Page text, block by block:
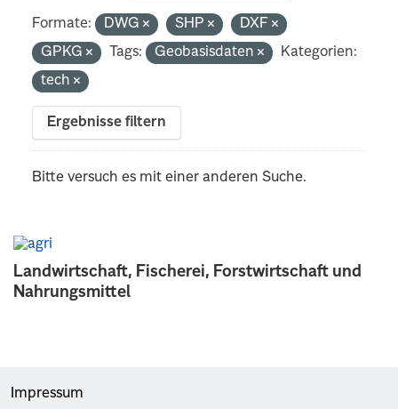
Landwirtschaft, Fischerei, Forstwirtschaft und
Nahrungsmittel
Formate: DWG SHP
DXF
GPKG
Tags: Geobasisdaten
Kategorien:
tech
Ergebnisse filtern
Bitte versuch es mit einer anderen Suche.
Impressum